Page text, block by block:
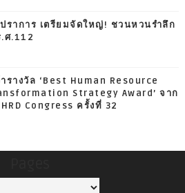
ราการ เตรียมจัดใหญ่! ชวนหวนรำลึก
ศ.112
รางวัล ‘Best Human Resource
Strategy Award’ จาก
Congress ครั้งที่ 32